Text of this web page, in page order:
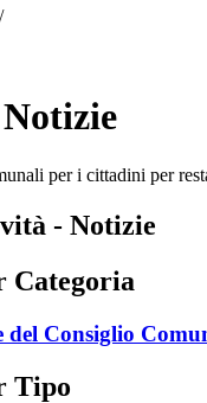
/
per i cittadini per
- Notizie
Categoria
del Consiglio
Tipo